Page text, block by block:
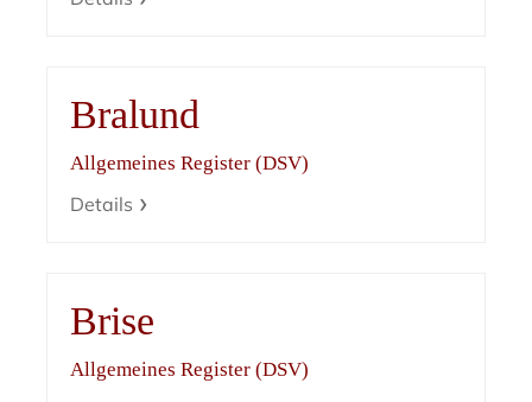
Bralund
Allgemeines Register (DSV)
Details
Brise
Allgemeines Register (DSV)